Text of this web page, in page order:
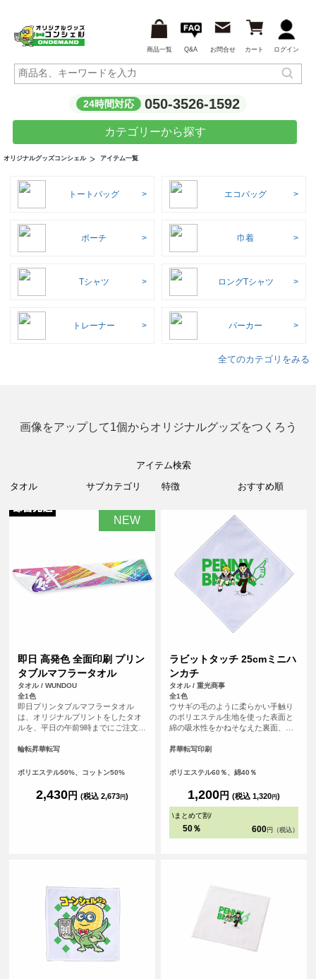
商品一覧 Q&A お問合せ カート ログイン
24時間対応 050-3526-1592
カテゴリーから探す
オリジナルグッズコンシェル アイテム一覧
トートバッグ エコバッグ
ポーチ 巾着
Tシャツ ロングTシャツ
トレーナー パーカー
全てのカテゴリをみる
画像をアップして1個からオリジナルグッズをつくろう
アイテム検索
NEW
即日 高発色 全面印刷 プリン
タブルマフラータオル
タオル / WUNDOU
全1色
即日プリンタブルマフラータオル
は、オリジナルプリントをしたタオ
ルを、平日の午前9時までにご注文
超短納期サービスです！急なイベン
ど、時間がない時に便利！<br> 昇華
フルカラー印刷が可能。ロゴや文字
はもちろん、写真やグラデーション
自由度も高いアイテムです。
輪転昇華転写
ポリエステル50%、コットン50%
2,430円 (税込 2,673円)
ラビットタッチ 25cmミニハ
ンカチ
タオル / 重光商事
全1色
ウサギの毛のように柔らかい手触り
のポリエステル生地を使った表面と
綿の吸水性をかねそなえた裏面、丁
ルです。
昇華転写印刷
ポリエステル60％、綿40％
1,200円 (税込 1,320円)
\まとめて割/
50％ 600 円（税込）